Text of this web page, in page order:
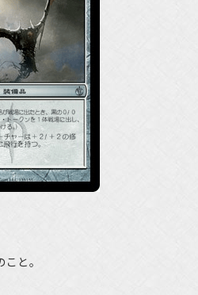
と。